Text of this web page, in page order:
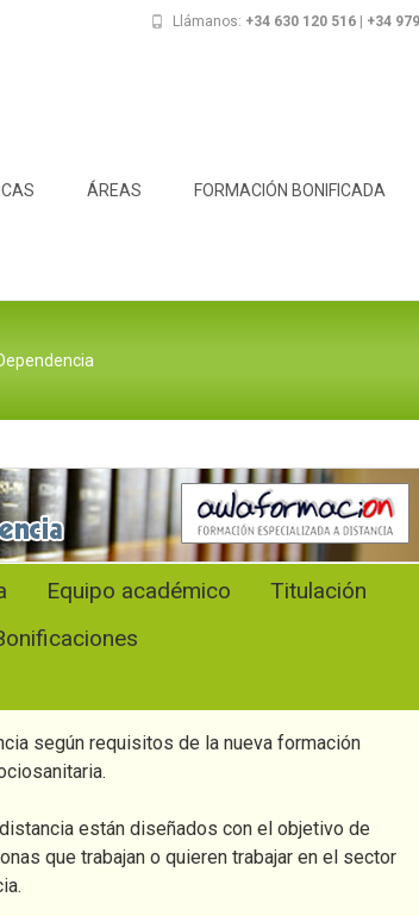
Llámanos: +34 630 120 516 | +34
ÁREAS FORMACIÓN BONIFICADA
Equipo académico
Titulación
según requisitos de la nueva formación
están diseñados con el objetivo de
que trabajan o quieren trabajar en el sector